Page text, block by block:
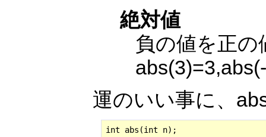
絶対値
負の値を正
運のいい事に、
int abs(int n);